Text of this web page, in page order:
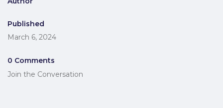
Published
March 6, 2024
0 Comments
Join the Conversation